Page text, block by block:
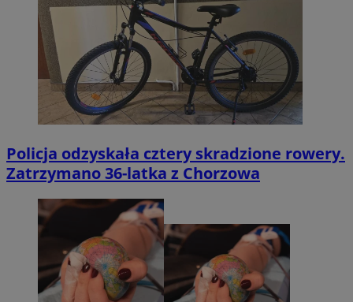
Policja odzyskała cztery skradzione rowery.
Zatrzymano 36-latka z Chorzowa